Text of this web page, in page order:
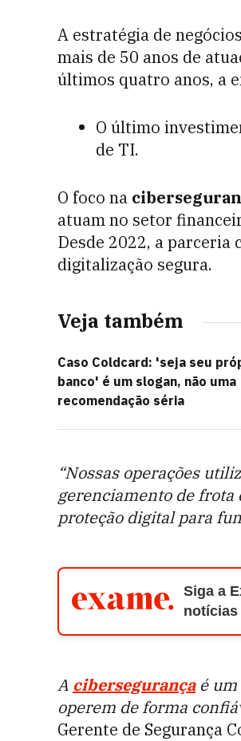
A estratégia de
mais de 50 anos de
últimos quatro anos, a
O último
de TI.
O foco na
atuam no setor
Desde 2022, a
digitalização segura.
Veja também
Caso Coldcard: 'seja seu
banco' é um slogan, não uma
recomendação séria
“Nossas operações
gerenciamento de
proteção digital para
Siga a
notícias
A cibersegurança é
operem de forma
Gerente de Segurança